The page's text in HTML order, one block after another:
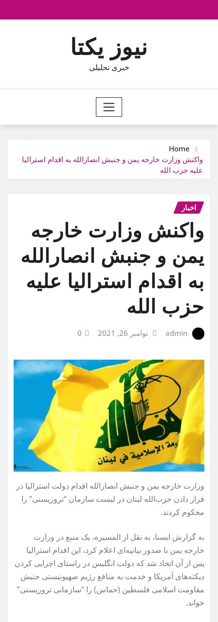
to
نیوز یکتا
خبری تحلیلی
Home
واکنش وزارت خارجه یمن و جنبش انصارالله به اقدام استرالیا
علیه حزب الله
اخبار
واکنش وزارت خارجه
یمن و جنبش انصارالله
به اقدام استرالیا علیه
حزب الله
admin نوامبر 26, 2021 0
وزارت خارجه یمن و جنبش انصارالله اقدام دولت استرالیا در
قرار دادن حزب‌الله لبنان در لیست سازمان “تروریستی” را
محکوم کردند.
به گزارش ایسنا، به نقل از المسیره، یک منبع در وزارت
خارجه یمن با صدور بیانیه‌ای اعلام کرد، این اقدام استرالیا
پس از آن اتخاذ شد که دولت انگلیس در راستای اجرایی کردن
دیکته‌های آمریکا و خدمت به منافع رژیم صهیونیستی جنبش
مقاومت اسلامی فلسطین (حماس) را “سازمانی تروریستی”
خواند.